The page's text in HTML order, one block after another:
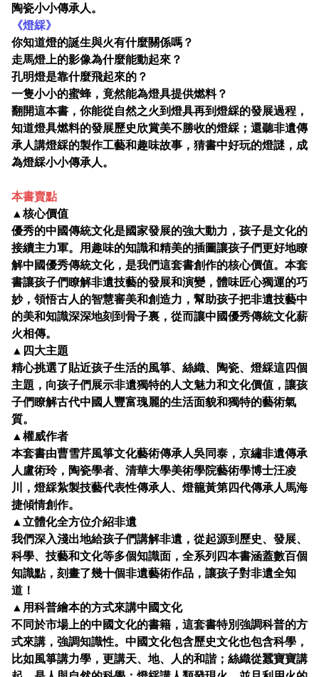
陶瓷小小傳承人。
《燈綵》
你知道燈的誕生與火有什麼關係嗎？
走馬燈上的影像為什麼能動起來？
孔明燈是靠什麼飛起來的？
一隻小小的蜜蜂，竟然能為燈具提供燃料？
翻開這本書，你能從自然之火到燈具再到燈綵的發展過程，
知道燈具燃料的發展歷史欣賞美不勝收的燈綵；還聽非遺傳
承人講燈綵的製作工藝和趣味故事，猜書中好玩的燈謎，成
為燈綵小小傳承人。
本書賣點
▲核心價值
優秀的中國傳統文化是國家發展的強大動力，孩子是文化的
接續主力軍。用趣味的知識和精美的插圖讓孩子們更好地瞭
解中國優秀傳統文化，是我們這套書創作的核心價值。本套
書讓孩子們瞭解非遺技藝的發展和演變，體味匠心獨運的巧
妙，領悟古人的智慧審美和創造力，幫助孩子把非遺技藝中
的美和知識深深地刻到骨子裏，從而讓中國優秀傳統文化薪
火相傳。
▲四大主題
精心挑選了貼近孩子生活的風箏、絲織、陶瓷、燈綵這四個
主題，向孩子們展示非遺獨特的人文魅力和文化價值，讓孩
子們瞭解古代中國人豐富瑰麗的生活面貌和獨特的藝術氣
質。
▲權威作者
本套書由曹雪芹風箏文化藝術傳承人吳同泰，京繡非遺傳承
人盧術玲，陶瓷學者、清華大學美術學院藝術學博士汪凌
川，燈綵紮製技藝代表性傳承人、燈籠黃第四代傳承人馬海
捷傾情創作。
▲立體化全方位介紹非遺
我們深入淺出地給孩子們講解非遺，從起源到歷史、發展、
科學、技藝和文化等多個知識面，全系列四本書涵蓋數百個
知識點，刻畫了幾十個非遺藝術作品，讓孩子對非遺全知
道！
▲用科普繪本的方式來講中國文化
不同於市場上的中國文化的書籍，這套書特別強調科普的方
式來講，強調知識性。中國文化包含歷史文化也包含科學，
比如風箏講力學，更講天、地、人的和諧；絲織從蠶寶寶講